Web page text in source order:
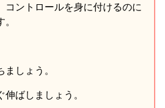
コントロールを身に付けるのに
しょう。
ばしましょう。